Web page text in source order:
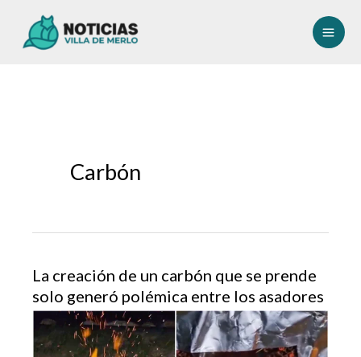
Carbón
La creación de un carbón que se prende
solo generó polémica entre los asadores